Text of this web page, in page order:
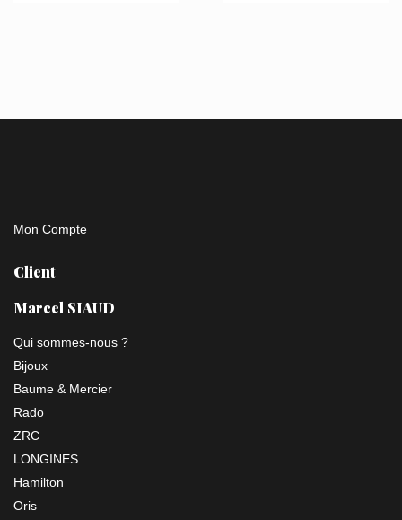
Mon Compte
Client
Marcel SIAUD
Qui sommes-nous ?
Bijoux
Baume & Mercier
Rado
ZRC
LONGINES
Hamilton
Oris